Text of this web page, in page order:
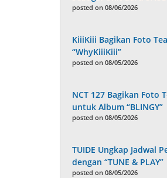
posted on 08/06/2026
KiiiKiii Bagikan Foto
“WhyKiiiKiii”
posted on 08/05/2026
NCT 127 Bagikan Foto
untuk Album “BLINGY”
posted on 08/05/2026
TUIDE Ungkap Jadwal
dengan “TUNE & PLAY”
posted on 08/05/2026